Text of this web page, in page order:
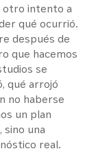
otro intento a
qué ocurrió.
después de
que hacemos
se
qué arrojó
no haberse
un plan
una
real.